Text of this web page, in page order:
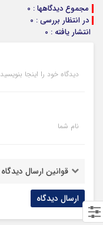
مجموع دیدگاهها : 0
در انتظار بررسی : 0
انتشار یافته : 0
دیدگاه خود را اینجا بنویسید
نام شما
قوانین ارسال دیدگاه